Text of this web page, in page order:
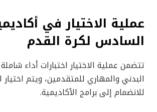
عملية الاختيار في
السادس لكرة القدم
تتضمن عملية الاختيار اختبارات أداء
البدني والمهاري للمتقدمين، ويتم
للانضمام إلى برامج الأكاديمية.